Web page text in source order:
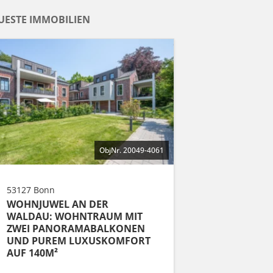
IMMOBILIEN
ObjNr. 20049-4061
53127 Bonn
WOHNJUWEL AN DER
WALDAU: WOHNTRAUM MIT
ZWEI PANORAMABALKONEN
UND PUREM LUXUSKOMFORT
AUF 140M²